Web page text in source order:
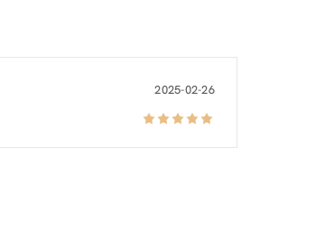
2025-02-26